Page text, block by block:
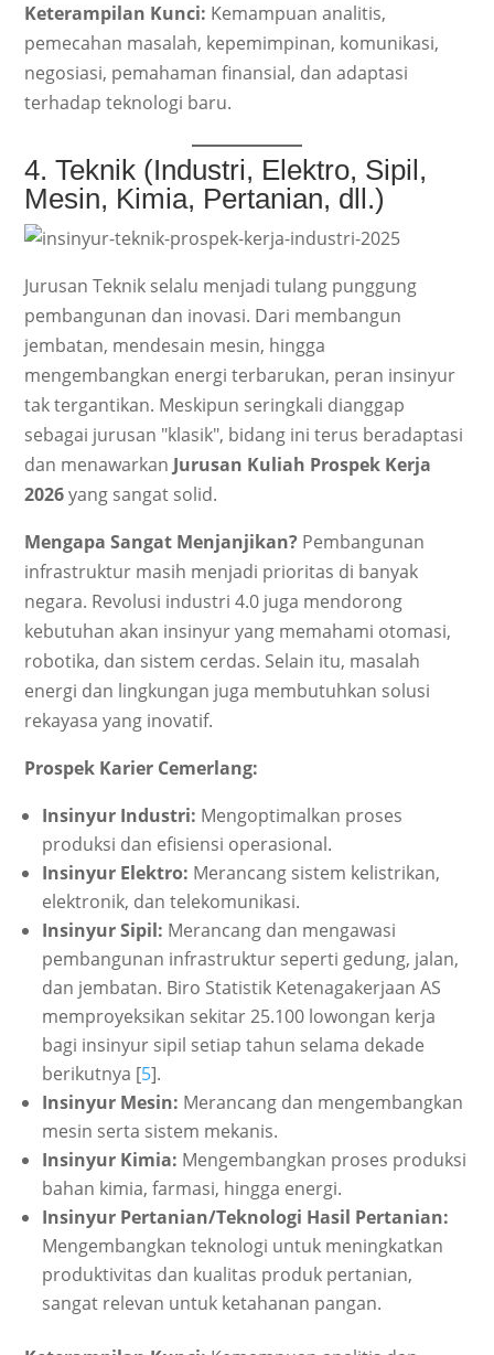
Keterampilan Kunci: Kemampuan analitis,
pemecahan masalah, kepemimpinan, komunikasi,
negosiasi, pemahaman finansial, dan adaptasi
terhadap teknologi baru.
4. Teknik (Industri, Elektro, Sipil,
Mesin, Kimia, Pertanian, dll.)
Jurusan Teknik selalu menjadi tulang punggung
pembangunan dan inovasi. Dari membangun
jembatan, mendesain mesin, hingga
mengembangkan energi terbarukan, peran insinyur
tak tergantikan. Meskipun seringkali dianggap
sebagai jurusan "klasik", bidang ini terus beradaptasi
dan menawarkan Jurusan Kuliah Prospek Kerja
2026yang sangat solid.
Mengapa Sangat Menjanjikan? Pembangunan
infrastruktur masih menjadi prioritas di banyak
negara. Revolusi industri 4.0 juga mendorong
kebutuhan akan insinyur yang memahami otomasi,
robotika, dan sistem cerdas. Selain itu, masalah
energi dan lingkungan juga membutuhkan solusi
rekayasa yang inovatif.
Prospek Karier Cemerlang:
Insinyur Industri: Mengoptimalkan proses
produksi dan efisiensi operasional.
Insinyur Elektro: Merancang sistem kelistrikan,
elektronik, dan telekomunikasi.
Insinyur Sipil: Merancang dan mengawasi
pembangunan infrastruktur seperti gedung, jalan,
dan jembatan. Biro Statistik Ketenagakerjaan AS
memproyeksikan sekitar 25.100 lowongan kerja
bagi insinyur sipil setiap tahun selama dekade
berikutnya [5].
Insinyur Mesin: Merancang dan mengembangkan
mesin serta sistem mekanis.
Insinyur Kimia: Mengembangkan proses produksi
bahan kimia, farmasi, hingga energi.
Insinyur Pertanian/Teknologi Hasil Pertanian:
Mengembangkan teknologi untuk meningkatkan
produktivitas dan kualitas produk pertanian,
sangat relevan untuk ketahanan pangan.